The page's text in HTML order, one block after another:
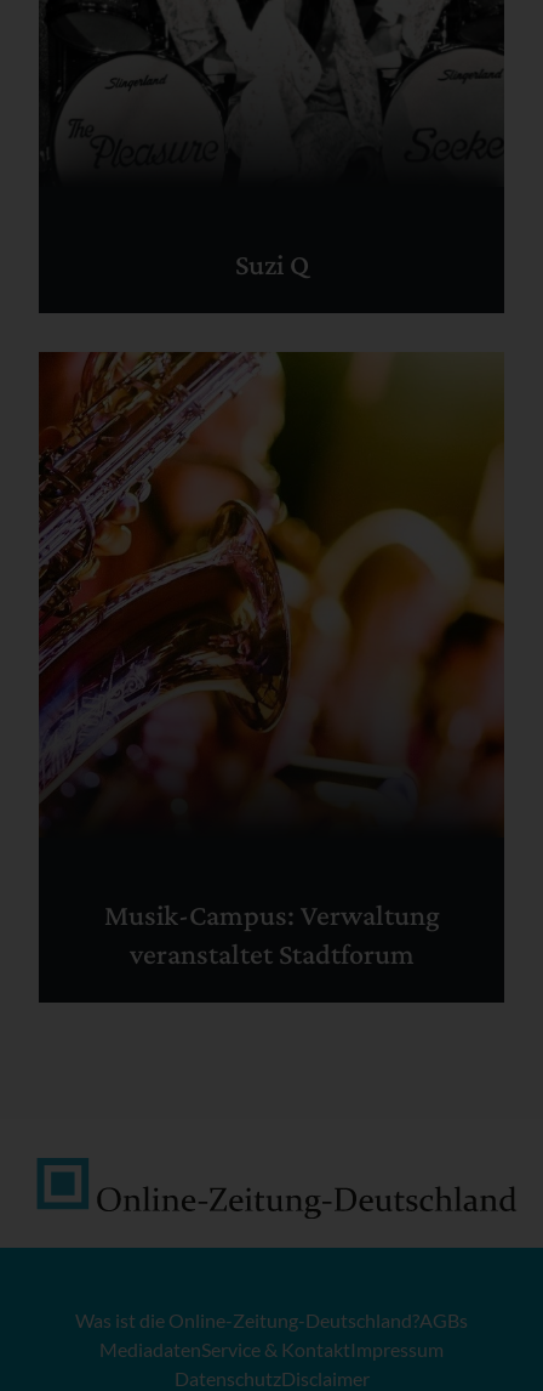
Suzi Q
Musik-Campus: Verwaltung
veranstaltet Stadtforum
Was ist die Online-Zeitung-Deutschland?AGBs
MediadatenService & KontaktImpressum
DatenschutzDisclaimer